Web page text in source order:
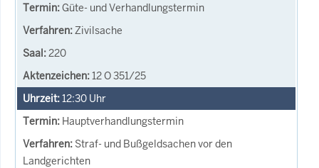
Güte- und Verhandlungstermin
Zivilsache
220
12 O 351/25
12:30 Uhr
Hauptverhandlungstermin
Straf- und Bußgeldsachen vor den
Landgerichten